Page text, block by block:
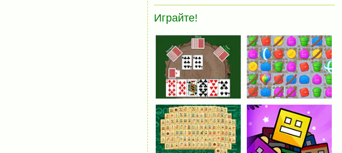
Играйте!